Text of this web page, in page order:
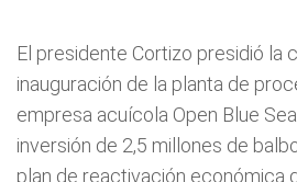
El presidente Cortizo presidió la
inauguración de la planta de
empresa acuícola Open Blue
inversión de 2,5 millones de
plan de reactivación económica